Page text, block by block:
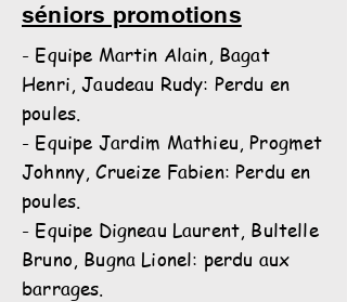
séniors promotions
- Equipe Martin Alain, Bagat
Henri, Jaudeau Rudy: Perdu en
poules.
- Equipe Jardim Mathieu, Progmet
Johnny, Crueize Fabien: Perdu en
poules.
- Equipe Digneau Laurent, Bultelle
Bruno, Bugna Lionel: perdu aux
barrages.